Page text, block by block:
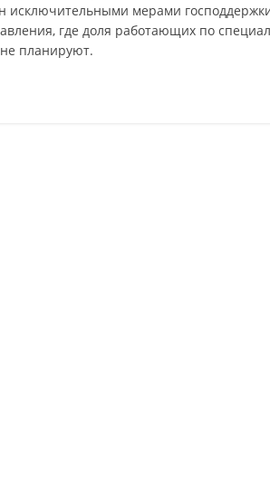
исключительными мерами
где доля работающих по
планируют.